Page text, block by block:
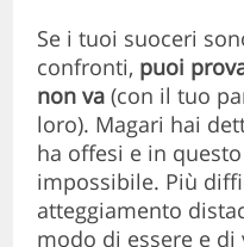
Se i tuoi suoceri
confronti, puoi
non va (con il tuo
loro). Magari hai
ha offesi e in
impossibile. Più
atteggiamento
modo di essere e di